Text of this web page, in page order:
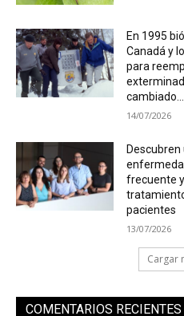
En 1995
Canadá y
para
cambiado...
14/07/2026
frecuente
pacientes
13/07/2026
Cargar
COMENTARIOS RECIENTES